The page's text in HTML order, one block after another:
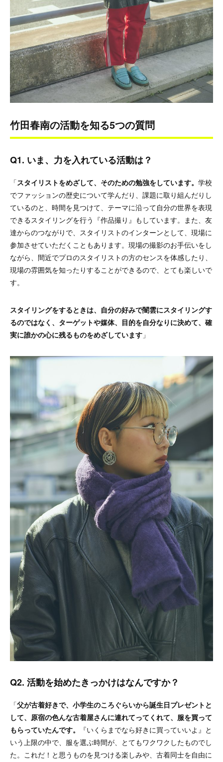
竹田春南の活動を知る5つの質問
Q1. いま、力を入れている活動は？
「スタイリストをめざして、そのための勉強をしています。 学校
でファッションの歴史について学んだり、課題に取り組んだりし
ているのと、時間を見つけて、テーマに沿って自分の世界を表現
できるスタイリングを行う『作品撮り』もしています。また、友
達からのつながりで、スタイリストのインターンとして、現場に
参加させていただくこともあります。現場の撮影のお手伝いをし
ながら、間近でプロのスタイリストの方のセンスを体感したり、
現場の雰囲気を知ったりすることができるので、とても楽しいで
す。
スタイリングをするときは、自分の好みで闇雲にスタイリングす
るのではなく、ターゲットや媒体、目的を自分なりに決めて、確
実に誰かの心に残るものをめざしています 」
Q2. 活動を始めたきっかけはなんですか？
「父が古着好きで、小学生のころぐらいから誕生日プレゼントと
して、原宿の色んな古着屋さんに連れてってくれて、服を買って
もらっていたんです。
『いくらまでなら好きに買っていいよ』と
いう上限の中で、服を選ぶ時間が、とてもワクワクしたものでし
た。これだ！と思うものを見つける楽しみや、古着同士を自由に